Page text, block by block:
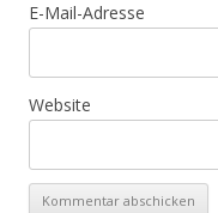
E-Mail-Adresse
Website